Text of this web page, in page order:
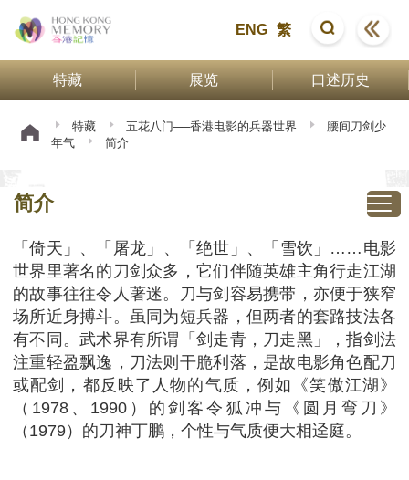
ENG 繁
特藏 展览 口述历史
特藏 五花八门──香港电影的兵器世界
腰间刀剑少
年气
简介
简介
「倚天」、「屠龙」、「绝世」、「雪饮」……电影
世界里著名的刀剑众多，它们伴随英雄主角行走江湖
的故事往往令人著迷。刀与剑容易携带，亦便于狭窄
场所近身搏斗。虽同为短兵器，但两者的套路技法各
有不同。武术界有所谓「剑走青，刀走黑」，指剑法
注重轻盈飘逸，刀法则干脆利落，是故电影角色配刀
或配剑，都反映了人物的气质，例如《笑傲江湖》
（1978、1990）的剑客令狐冲与《圆月弯刀》
（1979）的刀神丁鹏，个性与气质便大相迳庭。